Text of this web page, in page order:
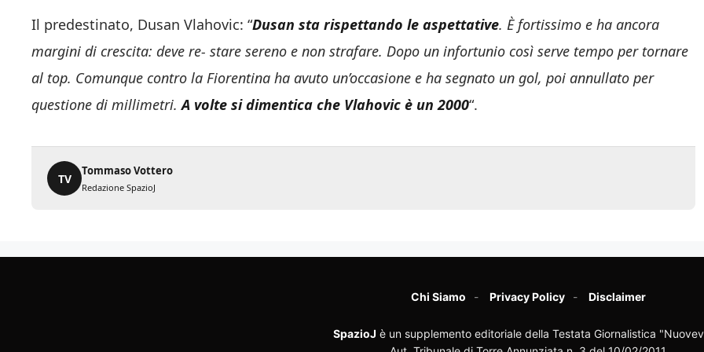
Il predestinato, Dusan Vlahovic: “Dusan sta rispettando le aspettative. È fortissimo e ha ancora
margini di crescita: deve re- stare sereno e non strafare. Dopo un infortunio così serve tempo per tornare
al top. Comunque contro la Fiorentina ha avuto un’occasione e ha segnato un gol, poi annullato per
questione di millimetri.A volte si dimentica che Vlahovic è un 2000“.
TV
Tommaso Vottero
Redazione SpazioJ
Chi Siamo Privacy Policy Disclaimer
SpazioJ è un supplemento editoriale della Testata Giornalistica